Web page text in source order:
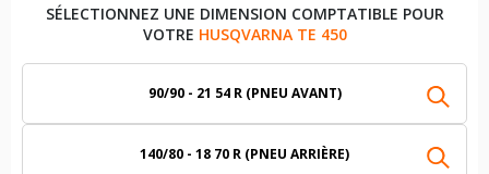
SÉLECTIONNEZ UNE DIMENSION COMPTATIBLE POUR
VOTRE HUSQVARNA TE 450
90/90 - 21 54 R (PNEU AVANT)
140/80 - 18 70 R (PNEU ARRIÈRE)